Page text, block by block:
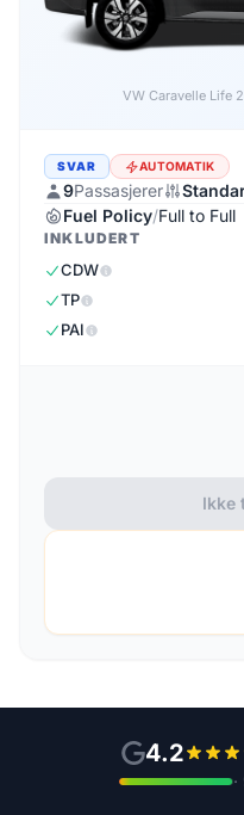
VW Caravelle Life
SVAR AUTOMATIK
9Passasjerer
Fuel Policy/Full to Full
INKLUDERT
CDW
TP
PAI
Ikke
4.2